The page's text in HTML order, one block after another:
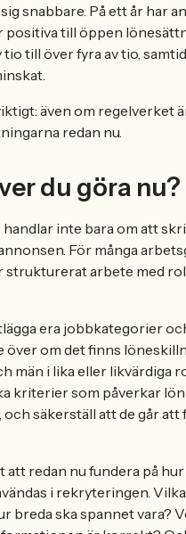
snabbare. På ett år har
positiva till öppen
till över fyra av tio,
även om regelverket
redan nu.
du göra nu?
inte bara om att
För många
strukturerat arbete med
era jobbkategorier
över om det finns
män i lika eller likvärdiga
kriterier som påverkar
säkerställ att de går att
att redan nu fundera på hur
i rekryteringen.
breda ska spannet vara?